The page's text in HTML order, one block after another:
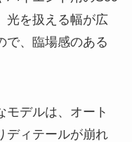
光を扱える幅が広
で、臨場感のある
モデルは、オート
ディテールが崩れ